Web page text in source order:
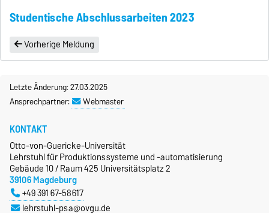
Studentische Abschlussarbeiten 2023
Vorherige Meldung
Letzte Änderung: 27.03.2025
Ansprechpartner:
Webmaster
KONTAKT
Otto-von-Guericke-Universität
Lehrstuhl für Produktionssysteme und -automatisierung
Gebäude 10 / Raum 425 Universitätsplatz 2
39106 Magdeburg
+49 391 67-58617
lehrstuhl-psa@ovgu.de